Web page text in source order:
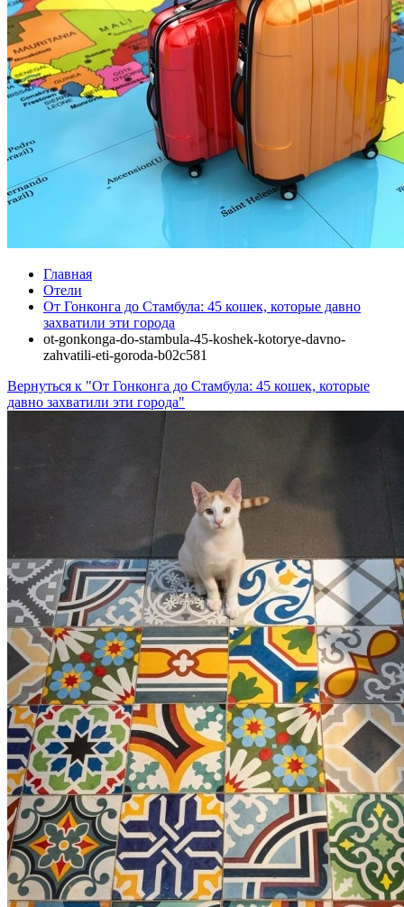
Главная
Отели
От Гонконга до Стамбула: 45 кошек, которые давно
захватили эти города
ot-gonkonga-do-stambula-45-koshek-kotorye-davno-
zahvatili-eti-goroda-b02c581
Вернуться к "От Гонконга до Стамбула: 45 кошек, которые
давно захватили эти города"